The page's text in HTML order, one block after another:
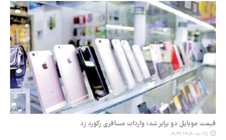
قیمت موبایل دو برابر شد؛ واردات مسافری رکورد زد
۱۴۰۴-۰۸-۲۵ ۰۹:۴۹